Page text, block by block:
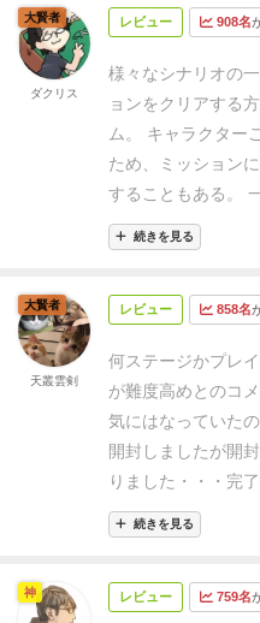
い。購入後まず1番
のだが、意外とあ
ール間違えがある
たが、誤りはなく
物）を偶然にも複
より体力、食料に
カードの引きや回
の後の別ゲームで
として調整されて
カーが追加で使用
すいが食料を消費
ては食料はいらず
しく限定されたア
なると、序盤から
デントが起きたと
し合って最適解を
く。⑥「猛獣カード
ド（茶色で宝箱の
ーム盤の脇に置く。
数字が描いてある
マスに配置する。
ャンプトークンを
外の島タイルは、
し、上から２枚引
して置く。各カー
のカードは全プレ
ド２回までしか使
カーを取り除く。 ⑩
シャッフルして、
ド（裏面が青色）
く。⑪「イベントカ
マークにあるカー
ましたので個人的
の情報量が多いで
で書いてあるので
イコンとイベント
ード置くとこんな
イベントが襲って
いなことろに「2」
れたアイテムを置
なので共通のアイ
のアクションスペ
が相談してどうい
いきます。カード
大抵ろくでもない
でイヤーな効果も
の効果が即時発動
て、イベントの最
猿の姿を見かけた
レビュー 908名
様々なシナリオの
ョンをクリアする
ム。 キャラクター
ため、ミッション
することもある。
トが発生し、それ
て、周りで資源を獲
んな行動をするの
行動に最大2つのマ
(1個を使用時の判
を使用の際は絶対
動が終了されれば
事をする。 食糧が
このような1日の日
かったり、誰かが
続きを見る
大賢者
ダクリス
レビュー 858名
何ステージかプレ
が難度高めとのコ
気にはなっていた
開封しましたが開
りました・・・ 完
ら始めましたが、
う・・・ワーカー
能性もある、さぁ
続きを見る
大賢者
天叢雲剣
レビュー 759名
神